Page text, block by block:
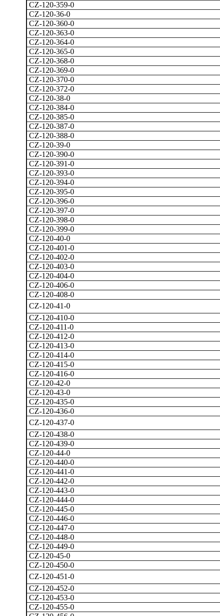
CZ-120-359-0
CZ-120-36-0
CZ-120-360-0
CZ-120-363-0
CZ-120-364-0
CZ-120-365-0
CZ-120-368-0
CZ-120-369-0
CZ-120-370-0
CZ-120-372-0
CZ-120-38-0
CZ-120-384-0
CZ-120-385-0
CZ-120-387-0
CZ-120-388-0
CZ-120-39-0
CZ-120-390-0
CZ-120-391-0
CZ-120-393-0
CZ-120-394-0
CZ-120-395-0
CZ-120-396-0
CZ-120-397-0
CZ-120-398-0
CZ-120-399-0
CZ-120-40-0
CZ-120-401-0
CZ-120-402-0
CZ-120-403-0
CZ-120-404-0
CZ-120-406-0
CZ-120-408-0
CZ-120-41-0
CZ-120-410-0
CZ-120-411-0
CZ-120-412-0
CZ-120-413-0
CZ-120-414-0
CZ-120-415-0
CZ-120-416-0
CZ-120-42-0
CZ-120-43-0
CZ-120-435-0
CZ-120-436-0
CZ-120-437-0
CZ-120-438-0
CZ-120-439-0
CZ-120-44-0
CZ-120-440-0
CZ-120-441-0
CZ-120-442-0
CZ-120-443-0
CZ-120-444-0
CZ-120-445-0
CZ-120-446-0
CZ-120-447-0
CZ-120-448-0
CZ-120-449-0
CZ-120-45-0
CZ-120-450-0
CZ-120-451-0
CZ-120-452-0
CZ-120-453-0
CZ-120-455-0